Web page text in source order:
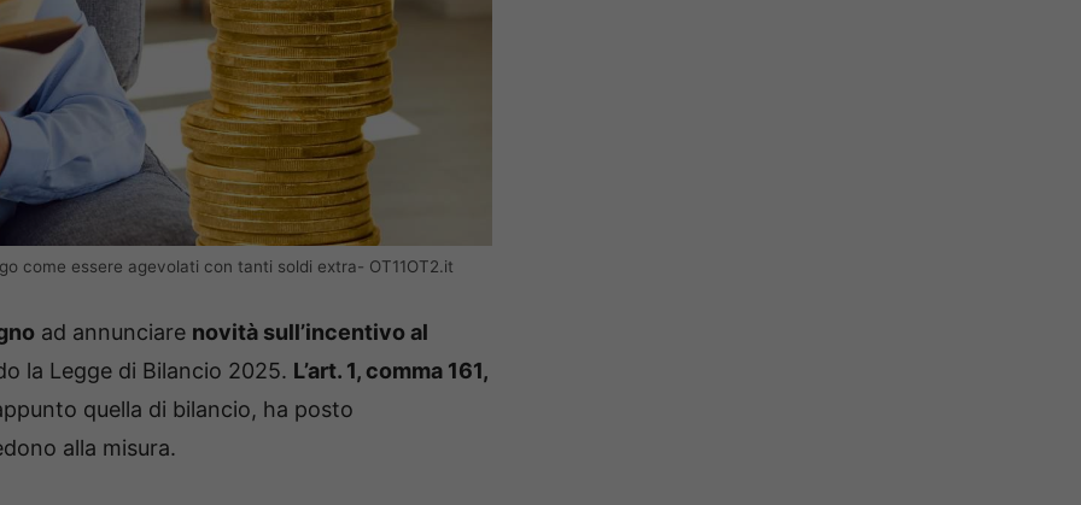
come essere agevolati con tanti soldi extra- OT11OT2.it
ad annunciare novità sull’incentivo al
la Legge di Bilancio 2025. L’art. 1, comma 161,
quella di bilancio, ha posto
alla misura.